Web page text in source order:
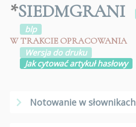
*SIEDMGRANI
blp
W TRAKCIE OPRACOWANIA
Wersja do druku
Jak cytować artykuł hasłowy
Notowanie w słownikach